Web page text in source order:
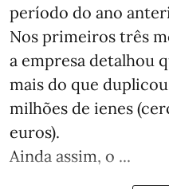
período do ano
Nos primeiros três
a empresa detalhou
mais do que
milhões de ienes
euros).
Ainda assim, o ...